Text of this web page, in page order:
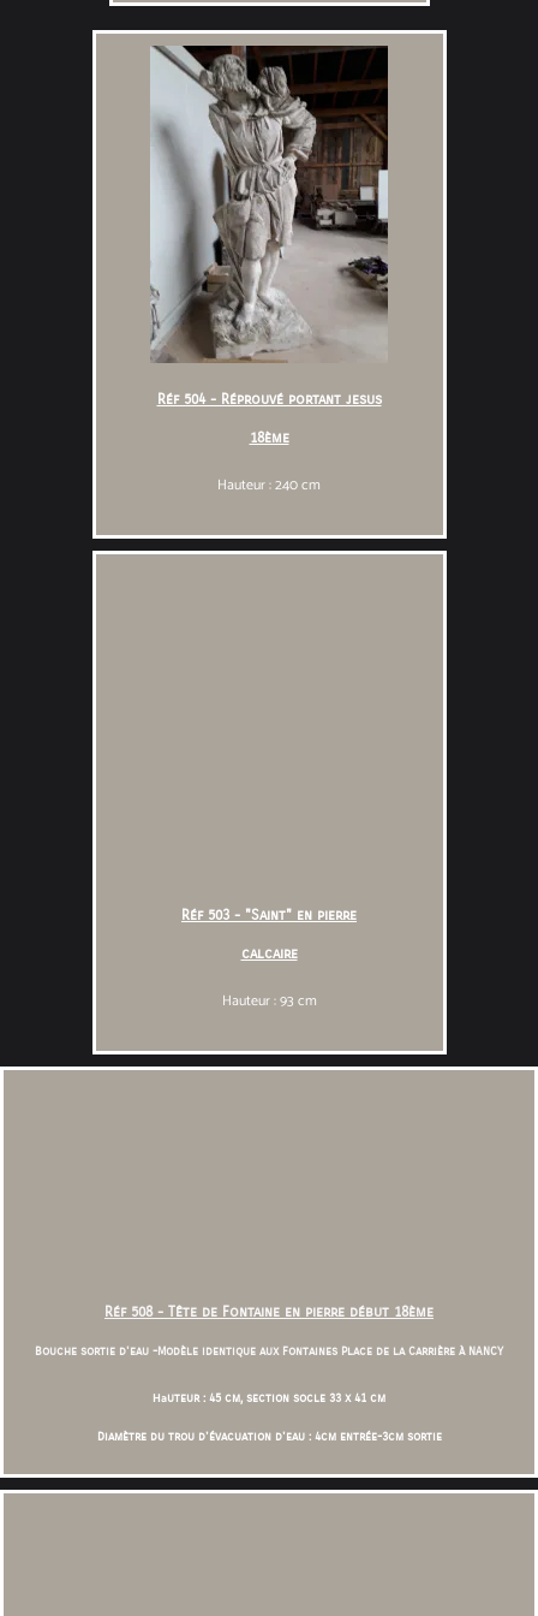
Réf 504 - Réprouvé portant jesus
18ème
Hauteur : 240 cm
Réf 503 - "Saint" en pierre
calcaire
Hauteur : 93 cm
Réf 508 - Tête de Fontaine en pierre début 18ème
Bouche sortie d'eau -Modèle identique aux Fontaines Place de la Carrière à NANCY
Hauteur : 45 cm, section socle 33 x 41 cm
Diamètre du trou d'évacuation d'eau : 4cm entrée-3cm sortie